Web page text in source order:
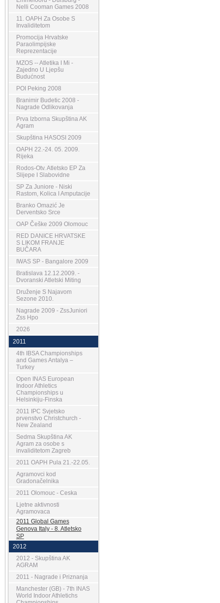
Nelli Cooman Games 2008
11. OAPH Za Osobe S
Invaliditetom
Promocija Hrvatske
Paraolimpijske
Reprezentacije
MZOS -- Atletika I Mi -
Zajedno U Ljepšu
Budućnost
POI Peking 2008
Branimir Budetic 2008 -
Nagrade Odlikovanja
Prva Izborna Skupština AK
Agram
Skupština HASOSI 2009
OAPH 22.-24. 05. 2009.
Rijeka
Rodos-Otv. Atletsko EP Za
Slijepe I Slabovidne
SP Za Juniore - Niski
Rastom, Kolica I Amputacije
Branko Omazić Je
Derventsko Srce
OAP Češke 2009 Olomouc
RED DANICE HRVATSKE
S LIKOM FRANJE
BUČARA
IWAS SP - Bangalore 2009
Bratislava 12.12.2009. -
Dvoranski Atletski Miting
Druženje S Najavom
Sezone 2010.
Nagrade 2009 - ZssJuniori
Zss Hpo
2026
2011
4th IBSA Championships
and Games Antalya –
Turkey
Open INAS European
Indoor Athletics
Championships u
Helsinkiju-Finska
2011 IPC Svjetsko
prvenstvo Christchurch -
New Zealand
Sedma Skupština AK
Agram za osobe s
invaliditetom Zagreb
2011 OAPH Pula 21.-22.05.
Agramovci kod
Gradonačelnika
2011 Olomouc - Ceska
Ljetne aktivnosti
Agramovaca
2011 Global Games
Genova Italy - 8. Atletsko
SP
2012
2012 - Skupština AK
AGRAM
2011 - Nagrade i Priznanja
Manchester (GB) - 7th INAS
World Indoor Athletichs